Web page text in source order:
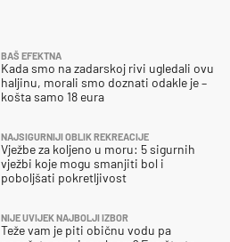
BAŠ EFEKTNA
Kada smo na zadarskoj rivi ugledali ovu
haljinu, morali smo doznati odakle je –
košta samo 18 eura
NAJSIGURNIJI OBLIK REKREACIJE
Vježbe za koljeno u moru: 5 sigurnih
vježbi koje mogu smanjiti bol i
poboljšati pokretljivost
NIJE UVIJEK NAJBOLJI IZBOR
Teže vam je piti običnu vodu pa